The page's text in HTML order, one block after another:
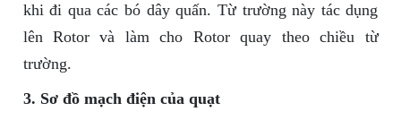
khi đi qua các bó dây quấn. Từ trường này tác dụng
lên Rotor và làm cho Rotor quay theo chiều từ
trường.
3. Sơ đồ mạch điện của quạt